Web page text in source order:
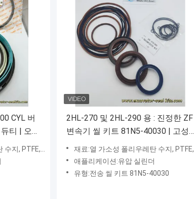
CYL 버
티 | 오래
NBR, NY
2HL-270 및 2HL-290 용 : 진정한 ZF
변속기 씰 키트 81N5-40030 | 고성
능 및 누출이없는 솔루션
재료:열 가소성 폴리우레탄 수지, PTFE, NBR, NY
애플리케이션:유압 실린더
유형:전송 씰 키트 81N5-40030